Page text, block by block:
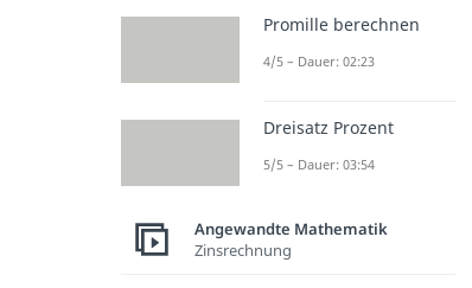
Promille berechnen
4/5 – Dauer: 02:23
Dreisatz Prozent
5/5 – Dauer: 03:54
Angewandte Mathematik
Zinsrechnung